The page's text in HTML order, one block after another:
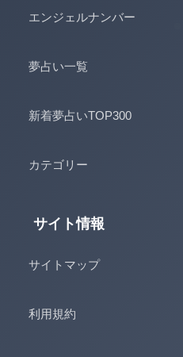
エンジェルナンバー
夢占い一覧
新着夢占いTOP300
カテゴリー
サイト情報
サイトマップ
利用規約